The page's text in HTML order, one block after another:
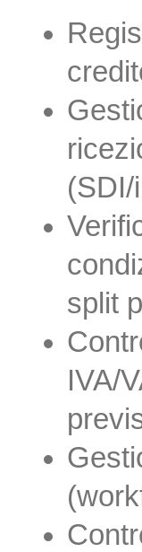
(SDI/
split
IVA/